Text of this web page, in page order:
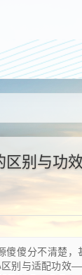
区别与功效
傻分不清楚
别与适配功